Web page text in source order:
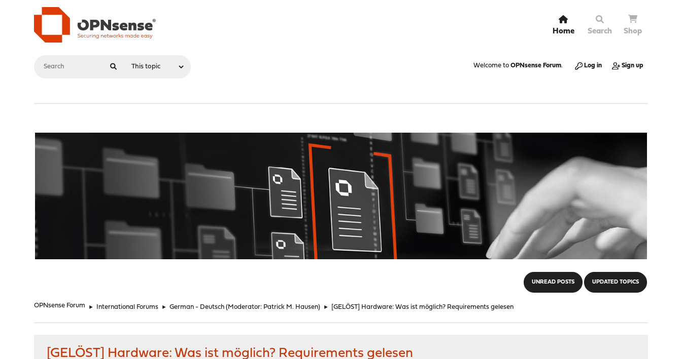
Home Search Shop
Welcome to OPNsense Forum. Log in Sign up
UNREAD POSTS UPDATED TOPICS
OPNsense Forum ► International Forums ► German - Deutsch (Moderator: Patrick M. Hausen) ► [GELÖST] Hardware: Was ist möglich? Requirements gelesen
[GELÖST] Hardware: Was ist möglich? Requirements gelesen